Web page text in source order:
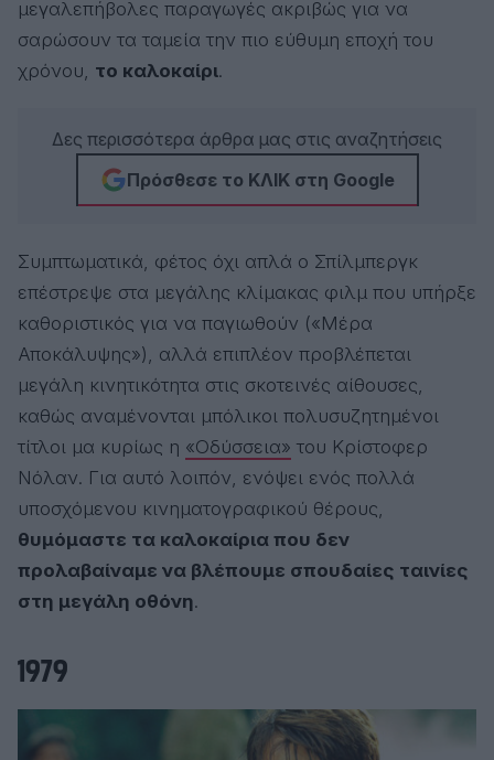
μεγαλεπήβολες παραγωγές ακριβώς για να
σαρώσουν τα ταμεία την πιο εύθυμη εποχή του
χρόνου, το καλοκαίρι.
Δες περισσότερα άρθρα μας στις αναζητήσεις
Πρόσθεσε το ΚΛΙΚ στη Google
Συμπτωματικά, φέτος όχι απλά ο Σπίλμπεργκ
επέστρεψε στα μεγάλης κλίμακας φιλμ που υπήρξε
καθοριστικός για να παγιωθούν («Μέρα
Αποκάλυψης»), αλλά επιπλέον προβλέπεται
μεγάλη κινητικότητα στις σκοτεινές αίθουσες,
καθώς αναμένονται μπόλικοι πολυσυζητημένοι
τίτλοι μα κυρίως η «Οδύσσεια» του Κρίστοφερ
Νόλαν. Για αυτό λοιπόν, ενόψει ενός πολλά
υποσχόμενου κινηματογραφικού θέρους,
θυμόμαστε τα καλοκαίρια που δεν
προλαβαίναμε να βλέπουμε σπουδαίες ταινίες
στη μεγάλη οθόνη.
1979